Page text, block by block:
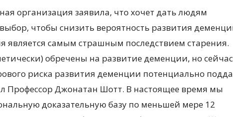
организация заявила, что хочет дать людям
чтобы снизить вероятность развития
является самым страшным последствием старения.
обречены на развитие деменции, но
риска развития деменции потенциально
Профессор Джонатан Шотт. В настоящее время мы
доказательную базу по меньшей мере 12